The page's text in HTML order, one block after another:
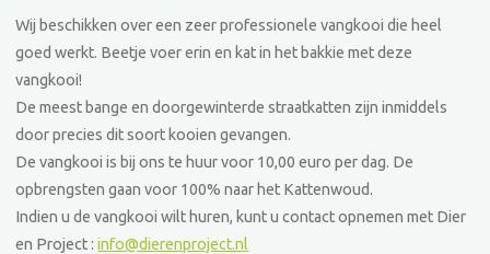
Wij beschikken over een zeer professionele vangkooi die heel
goed werkt. Beetje voer erin en kat in het bakkie met deze
vangkooi!
De meest bange en doorgewinterde straatkatten zijn inmiddels
door precies dit soort kooien gevangen.
De vangkooi is bij ons te huur voor 10,00 euro per dag. De
opbrengsten gaan voor 100% naar het Kattenwoud.
Indien u de vangkooi wilt huren, kunt u contact opnemen met Dier
en Project :info@dierenproject.nl